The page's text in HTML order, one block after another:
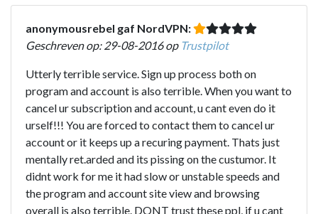
anonymousrebel gaf NordVPN:
Geschreven op: 29-08-2016 op Trustpilot
Utterly terrible service. Sign up process both on
program and account is also terrible. When you want to
cancel ur subscription and account, u cant even do it
urself!!! You are forced to contact them to cancel ur
account or it keeps up a recuring payment. Thats just
mentally ret.arded and its pissing on the custumor. It
didnt work for me it had slow or unstable speeds and
the program and account site view and browsing
overall is also terrible. DONT trust these ppl, if u cant